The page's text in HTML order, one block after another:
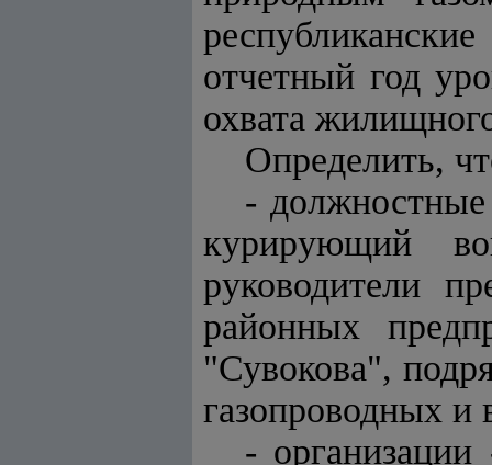
отчетный год
охвата
Определить,
-
курирующий
руководители
районных
"Сувокова",
газопроводных и
- организации